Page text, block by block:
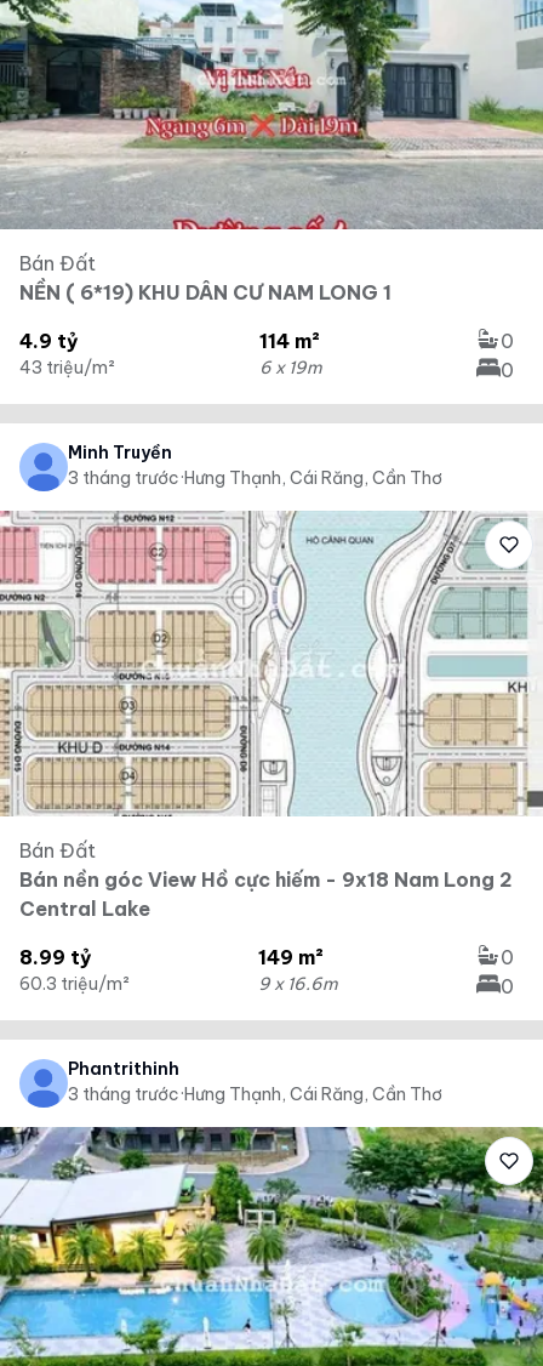
Bán Đất
NỀN ( 6*19) KHU DÂN CƯ NAM LONG 1
4.9 tỷ
43 triệu/m²
114 m²
6 x 19m
0
0
Minh Truyền
3 tháng trước·Hưng Thạnh, Cái Răng, Cần Thơ
Bán Đất
Bán nền góc View Hồ cực hiếm - 9x18 Nam Long 2
Central Lake
8.99 tỷ
60.3 triệu/m²
149 m²
9 x 16.6m
0
0
Phantrithinh
3 tháng trước·Hưng Thạnh, Cái Răng, Cần Thơ